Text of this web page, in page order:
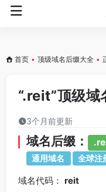
首页 • 顶级域名后缀大全 •
“.reit”顶级域
3个月前更新
域名后缀：
通用域名 全球注
域名代码： reit